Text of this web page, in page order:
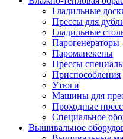
Гладильные
Прессы для
Гладильные
Парогенераторы
Пароманекены
Прессы
Приспособления
Утюги
Машины для
Проходные
Специальное
Вышивальное